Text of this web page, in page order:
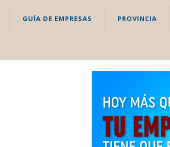
GUÍA DE EMPRESAS PROVINCIA